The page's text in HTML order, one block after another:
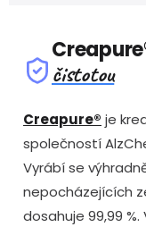
čistotou
Creapure® je
společností
Vyrábí se
nepocházejících
dosahuje 99,99